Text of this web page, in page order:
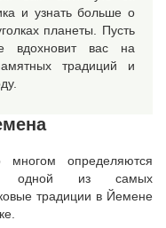
и узнать больше о
планеты. Пусть
вдохновит вас на
традиций и
определяются
одной из самых
традиции в Йемене